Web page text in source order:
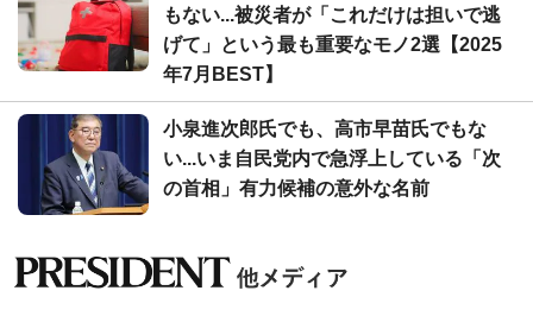
もない...被災者が「これだけは担いで逃
げて」という最も重要なモノ2選【2025
年7月BEST】
小泉進次郎氏でも、高市早苗氏でもな
い...いま自民党内で急浮上している「次
の首相」有力候補の意外な名前